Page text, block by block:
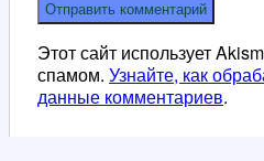
Этот сайт использует
спамом. Узнайте, как
данные комментариев.